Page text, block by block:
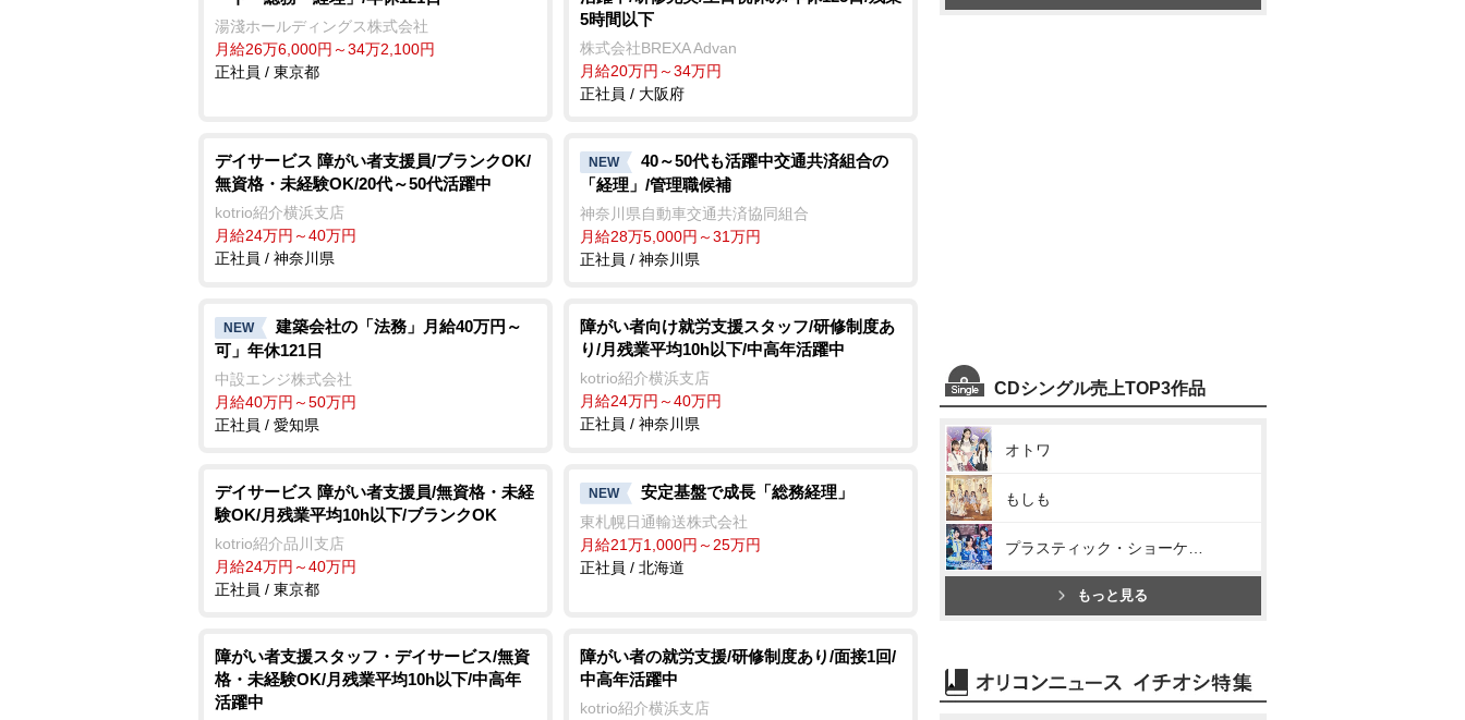
湯淺ホールディングス株式会社
月給26万6,000円～34万2,100円
正社員 / 東京都
5時間以下
株式会社BREXA Advan
月給20万円～34万円
正社員 / 大阪府
デイサービス 障がい者支援員/ブランクOK/
無資格・未経験OK/20代～50代活躍中
kotrio紹介横浜支店
月給24万円～40万円
正社員 / 神奈川県
NEW
40～50代も活躍中交通共済組合の
「経理」/管理職候補
神奈川県自動車交通共済協同組合
月給28万5,000円～31万円
正社員 / 神奈川県
NEW
建築会社の「法務」月給40万円～
可」年休121日
中設エンジ株式会社
月給40万円～50万円
正社員 / 愛知県
障がい者向け就労支援スタッフ/研修制度あ
り/月残業平均10h以下/中高年活躍中
kotrio紹介横浜支店
月給24万円～40万円
正社員 / 神奈川県
デイサービス 障がい者支援員/無資格・未経
験OK/月残業平均10h以下/ブランクOK
kotrio紹介品川支店
月給24万円～40万円
正社員 / 東京都
NEW 安定基盤で成長「総務経理」
東札幌日通輸送株式会社
月給21万1,000円～25万円
正社員 / 北海道
障がい者支援スタッフ・デイサービス/無資
格・未経験OK/月残業平均10h以下/中高年
活躍中
障がい者の就労支援/研修制度あり/面接1回/
中高年活躍中
kotrio紹介横浜支店
CDシングル売上TOP3作品
オトワ
もしも
もっと見る